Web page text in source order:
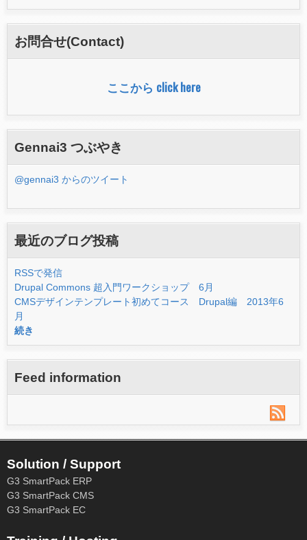
索
フ
ォ
お問合せ(Contact)
ここから click here
Gennai3 つぶやき
@gennai3 からのツイート
最近のブログ投稿
RSSで発信
Drupal Commons 超入門ワークショップ 6月
CMSデザインテンプレート初めてコース Drupal編 2013年6
月
続き
Feed information
Solution / Support
G3 SmartPack ERP
G3 SmartPack CMS
G3 SmartPack EC